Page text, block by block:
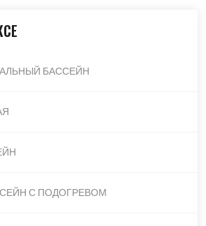
БАССЕЙН
С ПОДОГРЕВОМ